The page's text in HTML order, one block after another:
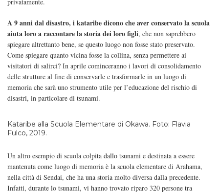
A 9 anni dal disastro, i kataribe dicono che aver conservato la scuola
aiuta loro a raccontare la storia dei loro figli, che non saprebbero
spiegare altrettanto bene, se questo luogo non fosse stato preservato.
Come spiegare quanto vicina fosse la collina, senza permettere ai
visitatori di salirci? In aprile cominceranno i lavori di consolidamento
delle strutture al fine di conservarle e trasformarle in un luogo di
memoria che sarà uno strumento utile per l’educazione del rischio di
disastri, in particolare di tsunami.
Kataribe alla Scuola Elementare di Okawa. Foto: Flavia
Fulco, 2019.
Un altro esempio di scuola colpita dallo tsunami e destinata a essere
mantenuta come luogo di memoria è la scuola elementare di Arahama,
nella città di Sendai, che ha una storia molto diversa dalla precedente.
Infatti, durante lo tsunami, vi hanno trovato riparo 320 persone tra